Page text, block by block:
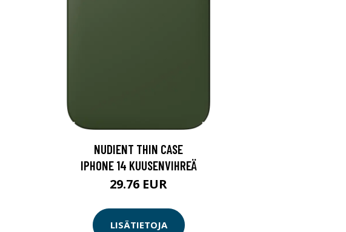
NUDIENT THIN CASE
IPHONE 14 KUUSENVIHREÄ
29.76 EUR
LISÄTIETOJA